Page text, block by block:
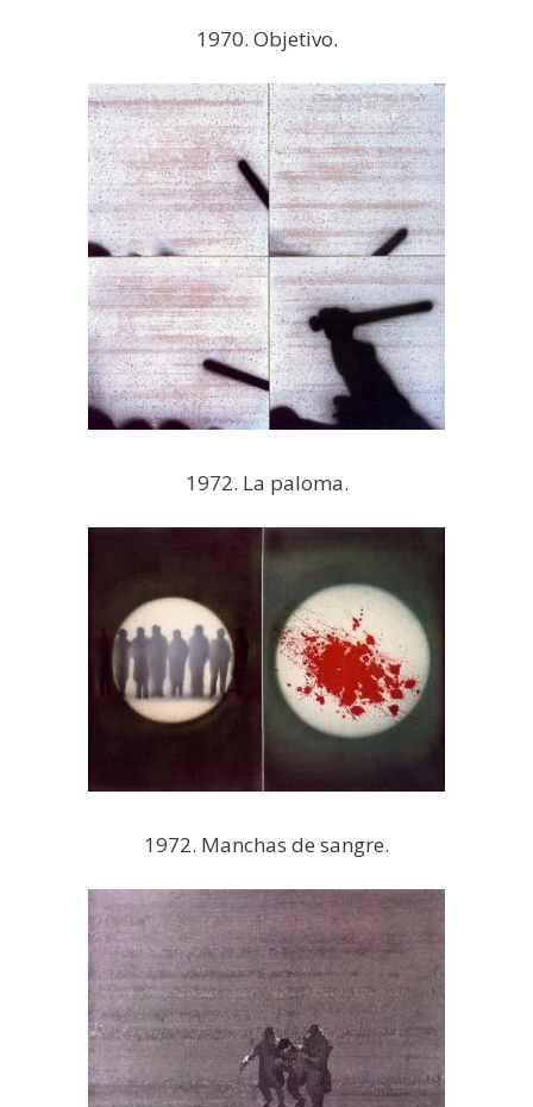
1970. Objetivo.
1972. La paloma.
1972. Manchas de sangre.